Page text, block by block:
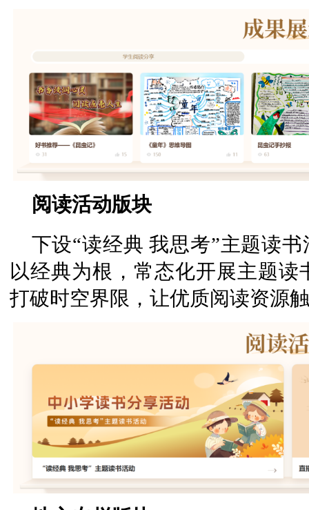
阅读活动版块
下设“读经典 我思考”主题读
以经典为根，常态化开展主题
打破时空界限，让优质阅读资源